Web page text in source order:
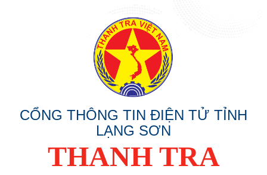
CỔNG THÔNG TIN ĐIỆN TỬ TỈNH
LẠNG SƠN
THANH TRA